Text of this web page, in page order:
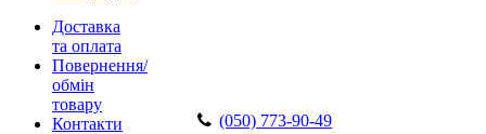
Доставка
та оплата
Повернення/
обмін
товару
Контакти
(050) 773-90-49